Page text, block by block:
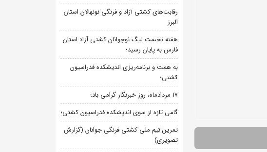
رقابت‌های کشتی آزاد و فرنگی نونهالان استان
البرز
هفته نخست لیگ نوجوانان کشتی آزاد استان
فارس به پایان رسید؛
به همت و برنامه‌ریزی اندیشکده فدراسیون
کشتی؛
۱۷ مردادماه، روز خبرنگار گرامی باد؛
گامی تازه از سوی اندیشکده فدراسیون کشتی؛
تمرین تیم ملی کشتی فرنگی جوانان (گزارش
تصویری)